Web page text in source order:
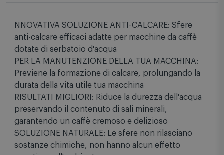
NNOVATIVA SOLUZIONE ANTI-CALCARE: Sfere
anti-calcare efficaci adatte per macchine da caffè
dotate di serbatoio d'acqua
PER LA MANUTENZIONE DELLA TUA MACCHINA:
Previene la formazione di calcare, prolungando la
durata della vita utile tua macchina
RISULTATI MIGLIORI: Riduce la durezza dell'acqua
preservando il contenuto di sali minerali,
garantendo un caffè cremoso e delizioso